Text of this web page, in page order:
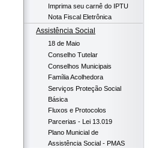
Imprima seu carnê do IPTU
Nota Fiscal Eletrônica
Assistência Social
18 de Maio
Conselho Tutelar
Conselhos Municipais
Família Acolhedora
Serviços Proteção Social
Básica
Fluxos e Protocolos
Parcerias - Lei 13.019
Plano Municial de
Assistência Social - PMAS